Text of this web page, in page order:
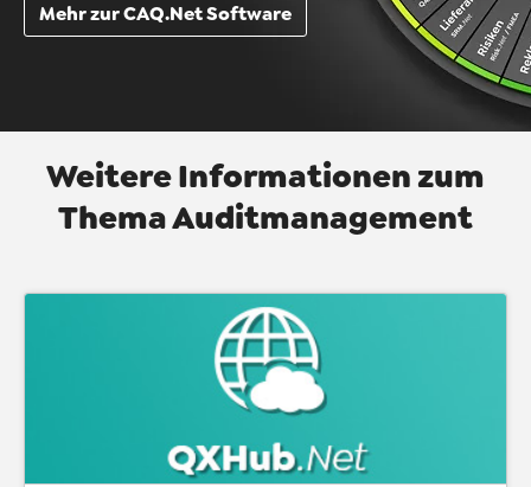
Mehr zur CAQ.Net Software
Weitere Informationen zum
Thema Auditmanagement